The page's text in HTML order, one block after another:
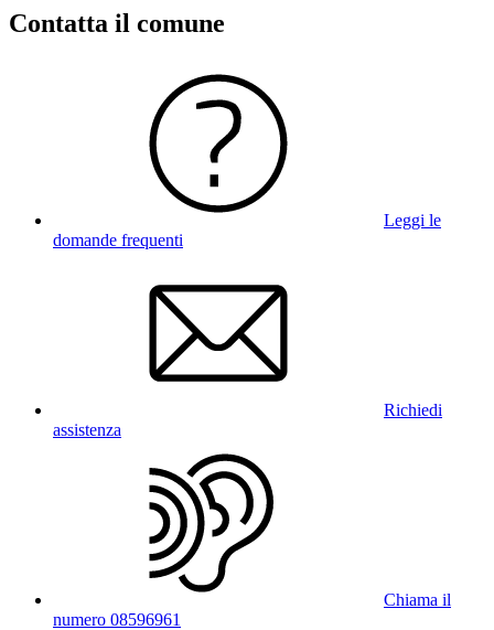
Contatta il comune
Leggi le
domande frequenti
Richiedi
assistenza
Chiama il
numero 08596961